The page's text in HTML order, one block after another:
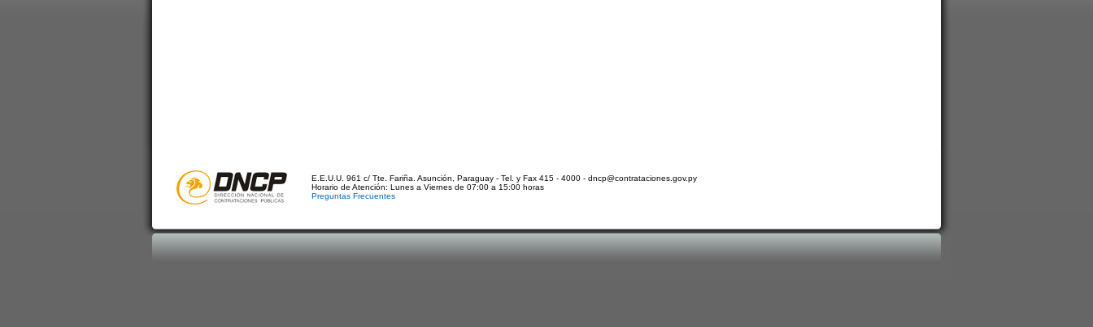
E.E.U.U. 961 c/ Tte. Fariña. Asunción, Paraguay - Tel. y Fax 415 - 4000 - dncp@contrataciones.gov.py
Horario de Atención: Lunes a Viernes de 07:00 a 15:00 horas
Preguntas Frecuentes